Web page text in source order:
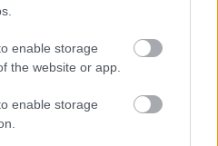
enable storage
the website or app.
enable storage
pat metriem biezu
braucams. Ceļi
dūkstīm, pazemes
veidojumiem. Tur ir
– zināšanas par